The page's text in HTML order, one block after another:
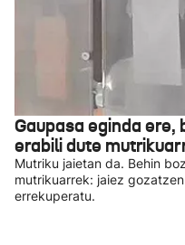
Gaupasa eginda
erabili dute
Mutriku jaietan da. Behin
mutrikuarrek: jaiez
errekuperatu.